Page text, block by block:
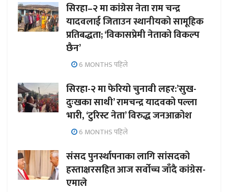
सिरहा–२ मा कांग्रेस नेता राम चन्द्र
यादवलाई जिताउन स्थानीयको सामूहिक
प्रतिबद्धता; ‘विकासप्रेमी नेताको विकल्प
छैन’
6 MONTHS पहिले
सिरहा-२ मा फेरियो चुनावी लहर:’सुख-
दुःखका साथी’ रामचन्द्र यादवको पल्ला
भारी, ‘टुरिस्ट नेता’ विरुद्ध जनआक्रोश
6 MONTHS पहिले
संसद पुनर्स्थापनाका लागि सांसदको
हस्ताक्षरसहित आज सर्वोच्च जाँदै कांग्रेस-
एमाले